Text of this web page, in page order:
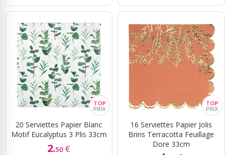
20 Serviettes Papier Blanc
Motif Eucalyptus 3 Plis 33cm
2.50 €
16 Serviettes Papier Jolis
Brins Terracotta Feuillage
Dore 33cm